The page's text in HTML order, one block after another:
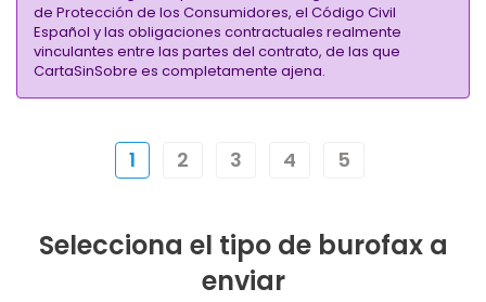
de Protección de los Consumidores, el Código Civil
Español y las obligaciones contractuales realmente
vinculantes entre las partes del contrato, de las que
CartaSinSobre es completamente ajena.
1 2 3 4 5
Selecciona el tipo de burofax a
enviar